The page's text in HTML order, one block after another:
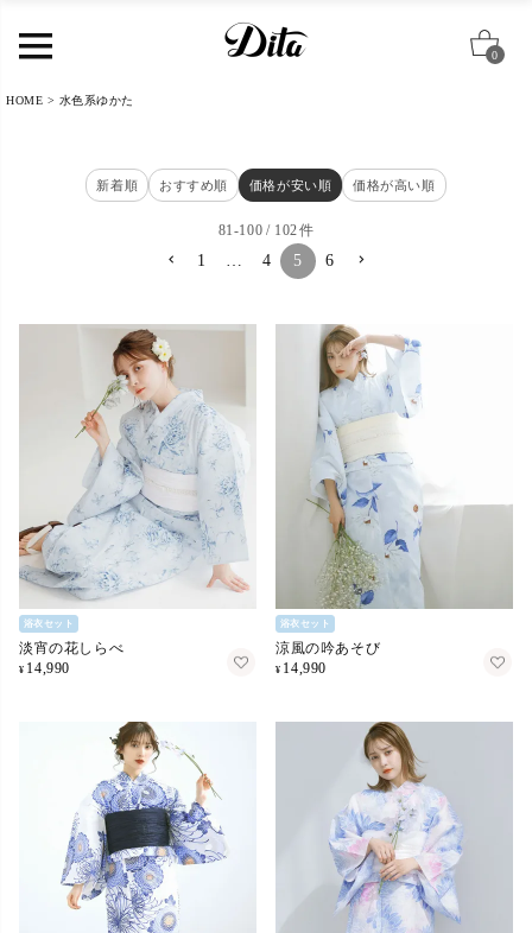
0
HOME 水色系ゆかた
新着順 おすすめ順 価格が安い順 価格が高い順
102
81-100
1 … 4 5 6
浴衣セット
淡宵の花しらべ
¥ 14,990
浴衣セット
涼風の吟あそび
¥ 14,990